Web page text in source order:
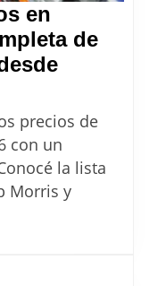
en
de
precios de
con un
la lista
Morris y